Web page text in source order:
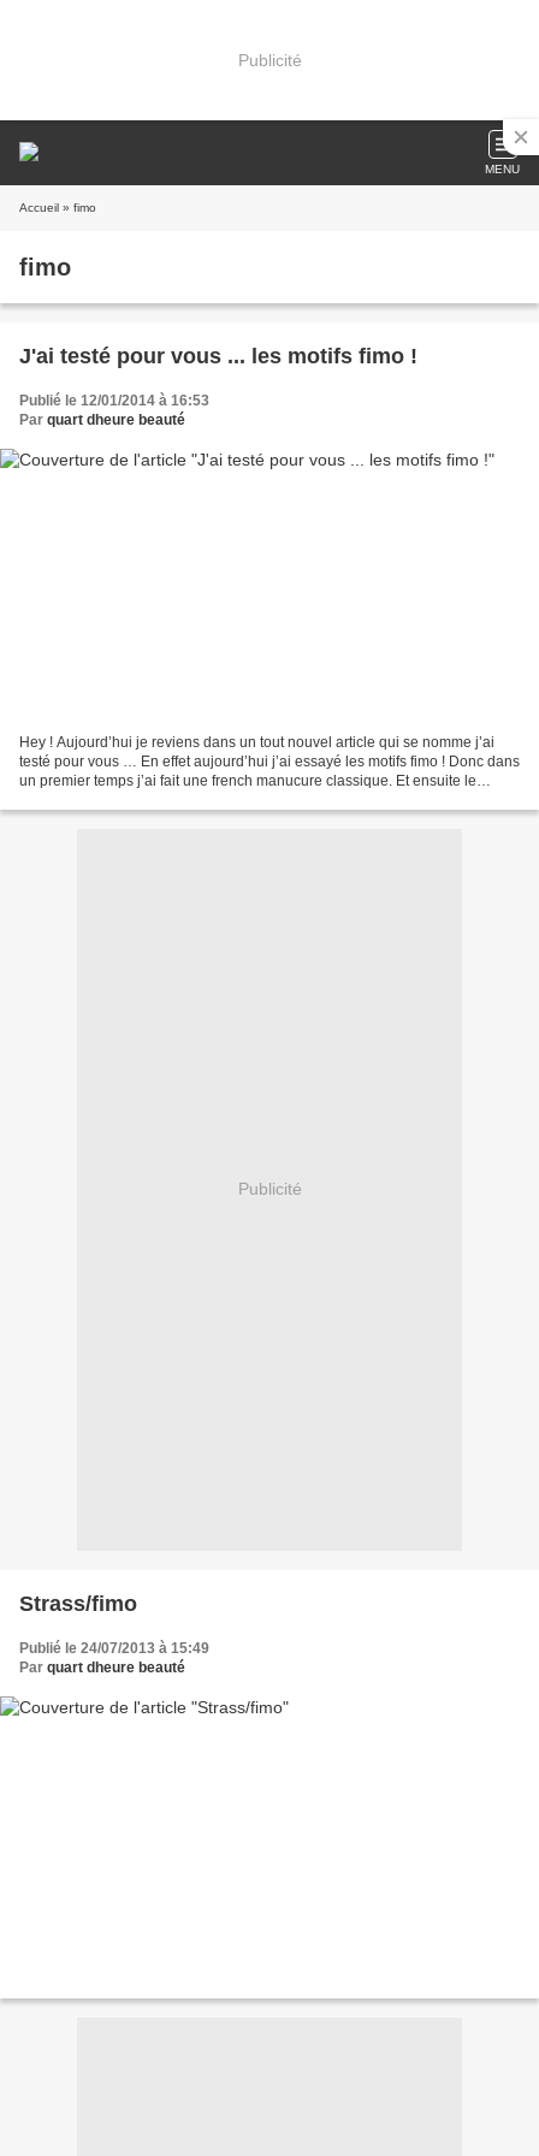
Publicité
MENU
Accueil » fimo
fimo
J'ai testé pour vous ... les motifs fimo !
Publié le 12/01/2014 à 16:53
Par quart dheure beauté
Hey ! Aujourd’hui je reviens dans un tout nouvel article qui se nomme j’ai
testé pour vous … En effet aujourd’hui j’ai essayé les motifs fimo ! Donc dans
un premier temps j’ai fait une french manucure classique. Et ensuite le
Publicité
Strass/fimo
Publié le 24/07/2013 à 15:49
Par quart dheure beauté